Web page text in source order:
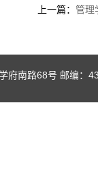
上一篇： 管理
府南路68号 邮编：